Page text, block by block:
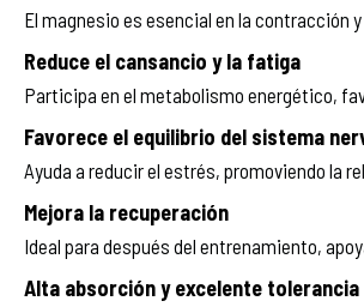
El magnesio es esencial en la contracción
Reduce el cansancio y la fatiga
Participa en el metabolismo energético,
Favorece el equilibrio del sistema
Ayuda a reducir el estrés, promoviendo la
Mejora la recuperación
Ideal para después del entrenamiento,
Alta absorción y excelente tolerancia